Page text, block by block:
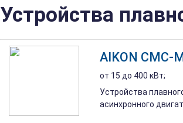
Устройства
AIKON CMC-
от 15 до 400 кВт;
Устройства
асинхронного